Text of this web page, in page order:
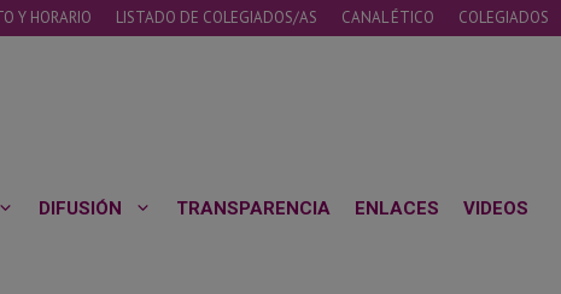
Y HORARIO LISTADO DE COLEGIADOS/AS CANAL ÉTICO COLEGIADOS
DIFUSIÓN TRANSPARENCIA ENLACES VIDEOS